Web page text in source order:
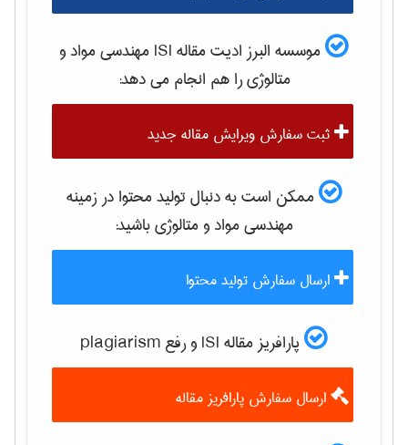
موسسه البرز ادیت مقاله ISI
مهندسی مواد و
متالوژیرا هم انجام می دهد:
ثبت سفارش ویرایش مقاله جدید
ممکن است به دنبال تولید محتوا در زمینه
مهندسی مواد و متالوژیباشید:
ارسال سفارش تولید محتوا
پارافریز مقاله ISI و رفع plagiarism
ارسال سفارش پارافریز مقاله